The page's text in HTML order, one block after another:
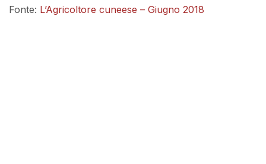
Fonte: L’Agricoltore cuneese – Giugno 2018